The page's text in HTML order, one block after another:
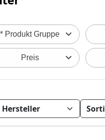
* Produkt Gruppe
Preis